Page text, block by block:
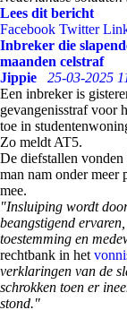
Lees dit bericht
Facebook Twitter
Inbreker die
maanden celstraf
Jippie
25-03-2025
Een inbreker is
gevangenisstraf voor
toe in
Zo meldt AT5.
De diefstallen vonden
man nam onder meer
mee.
"Insluiping wordt
beangstigend
toestemming en
rechtbank in het
verklaringen van de
schrokken toen er
stond."